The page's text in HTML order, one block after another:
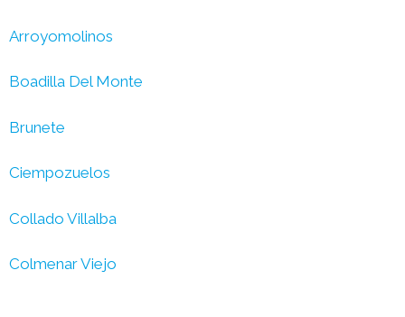
Arroyomolinos
Boadilla Del Monte
Brunete
Ciempozuelos
Collado Villalba
Colmenar Viejo